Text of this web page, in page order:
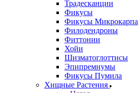
Традесканции
Фикусы
Фикусы Микрокарпа
Филодендроны
Фиттонии
Хойи
Шизматоглоттисы
Эпипремнумы
Фикусы Пумила
Хищные Растения